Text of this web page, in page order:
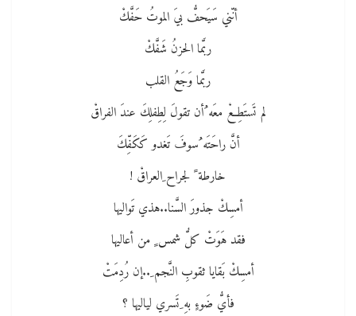
أنّني سَيَحفُّ بيَ الموتُ حَفَّكْ
ربَّما الحزنُ شَفَّكْ
ربَّما وَجَعُ القلب
لم تَستَطِعْ معَه ُأن تقولَ لِطِفلِكَ عندَ الفراقْ
أنَّ راحَتَه ُسوفَ تَغدو كَكَفِّكَ
خارطة ً لجراح ِالعراقْ !
أمسِكْ جذورَ السَّنا..هذي تَواليها
فقد هَوَتْ كلُّ شمس ٍ من أعاليها
أمسِكْ بَقايا ثقوبِ النَّجم ِ..إن رُدِمَتْ
فأيُّ ضَوءٍ بهِ ِتَسري لياليها ؟